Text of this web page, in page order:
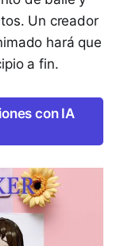
Un creador
hará que
a fin.
con IA